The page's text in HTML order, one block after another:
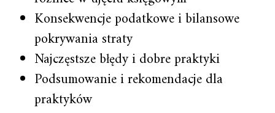
Konsekwencje podatkowe i bilansowe
pokrywania straty
Najczęstsze błędy i dobre praktyki
Podsumowanie i rekomendacje dla
praktyków